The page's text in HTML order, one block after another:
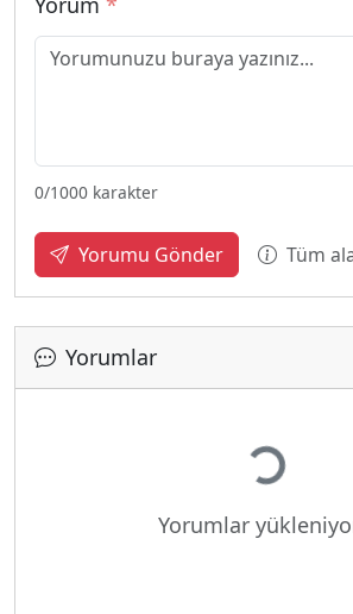
0/1000 karakter
Yorumu Gönder Tüm
Yorumlar
Yorumlar